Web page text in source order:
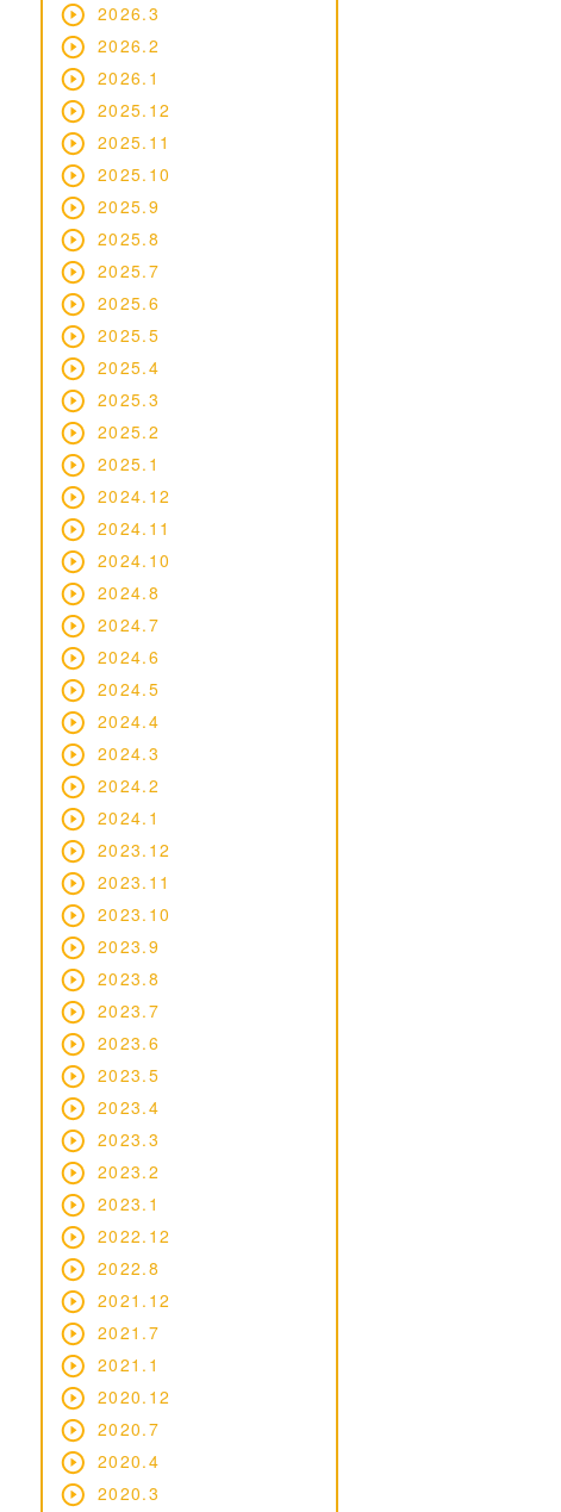
2026.3
2026.2
2026.1
2025.12
2025.11
2025.10
2025.9
2025.8
2025.7
2025.6
2025.5
2025.4
2025.3
2025.2
2025.1
2024.12
2024.11
2024.10
2024.8
2024.7
2024.6
2024.5
2024.4
2024.3
2024.2
2024.1
2023.12
2023.11
2023.10
2023.9
2023.8
2023.7
2023.6
2023.5
2023.4
2023.3
2023.2
2023.1
2022.12
2022.8
2021.12
2021.7
2021.1
2020.12
2020.7
2020.4
2020.3